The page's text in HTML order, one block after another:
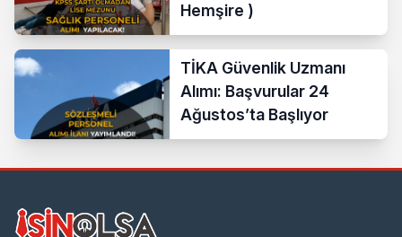
Hemşire )
TİKA Güvenlik Uzmanı
Alımı: Başvurular 24
Ağustos’ta Başlıyor